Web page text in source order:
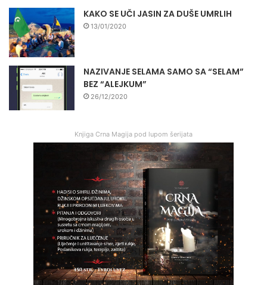
KAKO SE UČI JASIN ZA DUŠE UMRLIH
13/01/2020
NAZIVANJE SELAMA SAMO SA “SELAM”
BEZ “ALEJKUM”
26/12/2020
Knjiga Crna Magija pod lupom šerijata